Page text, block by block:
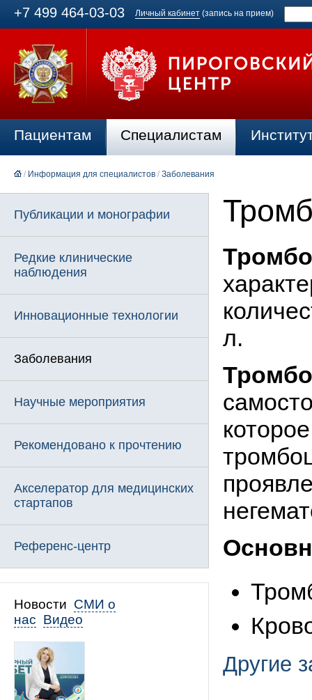
+7 499 464-03-03 Личный кабинет (запись на прием)
Пациентам Специалистам
/ Информация для специалистов / Заболевания
Публикации и монографии
Редкие клинические
наблюдения
Инновационные технологии
Заболевания
Научные мероприятия
Рекомендовано к прочтению
Акселератор для медицинских
стартапов
Референс-центр
Новости СМИ о
нас Видео
л.
Другие